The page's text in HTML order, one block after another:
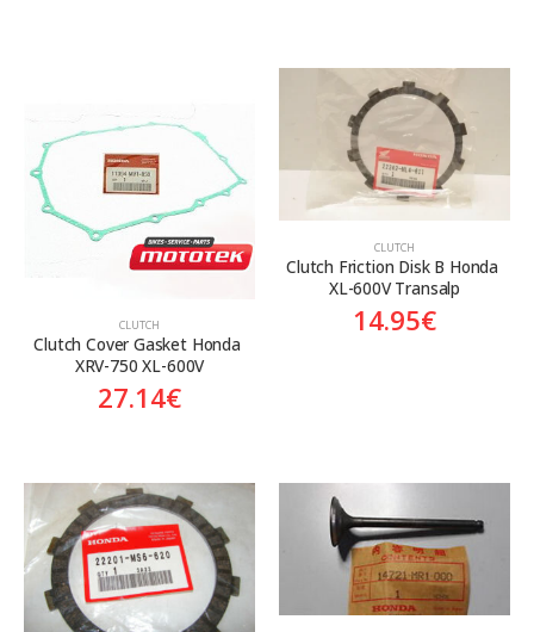
CLUTCH
Clutch Cover Gasket Honda
XRV-750 XL-600V
27.14€
CLUTCH
Clutch Friction Disk B Honda
XL-600V Transalp
14.95€